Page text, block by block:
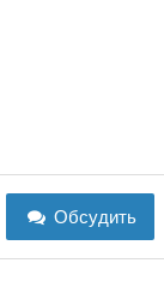
Обсудить